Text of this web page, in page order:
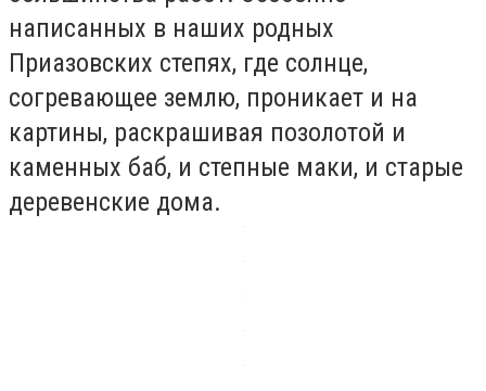
написанных в наших родных
Приазовских степях, где солнце,
согревающее землю, проникает и на
картины, раскрашивая позолотой и
каменных баб, и степные маки, и старые
деревенские дома.